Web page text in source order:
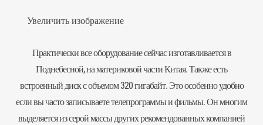
Увеличить изображение
Практически все оборудование сейчас изготавливается в
Поднебесной, на материковой части Китая. Также есть
встроенный диск с объемом 320 гигабайт. Это особенно удобно
если вы часто записываете телепрограммы и фильмы. Он многим
выделяется из серой массы других рекомендованных компанией